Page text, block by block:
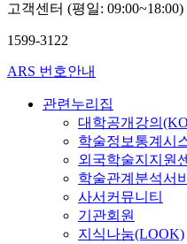
고객센터 (평일: 09:00~18:00)
1599-3122
ARS 번호안내
관련누리집
대학공개강의
학술정보통계시
외국학술지지원
학술관계분석서
사서커뮤니티
기관회원
지식나눔(LOOK)